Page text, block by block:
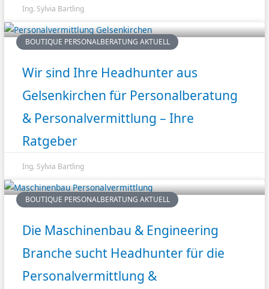
Ing. Sylvia Bartling
BOUTIQUE PERSONALBERATUNG AKTUELL
Wir sind Ihre Headhunter aus
Gelsenkirchen für Personalberatung
& Personalvermittlung – Ihre
Ratgeber
Ing. Sylvia Bartling
BOUTIQUE PERSONALBERATUNG AKTUELL
Die Maschinenbau & Engineering
Branche sucht Headhunter für die
Personalvermittlung &